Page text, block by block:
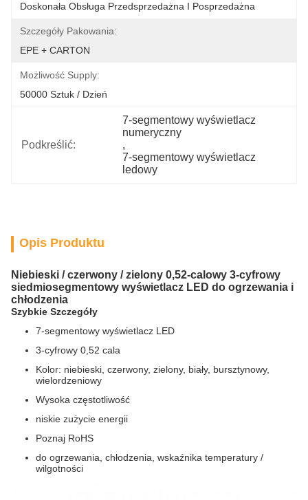
Doskonała Obsługa Przedsprzedażna I Posprzedażna
Szczegóły Pakowania:
EPE + CARTON
Możliwość Supply:
50000 Sztuk / Dzień
Podkreślić:
7-segmentowy wyświetlacz
numeryczny
,
7-segmentowy wyświetlacz
ledowy
Opis Produktu
Niebieski / czerwony / zielony 0,52-calowy 3-cyfrowy
siedmiosegmentowy wyświetlacz LED do ogrzewania i
chłodzenia
Szybkie Szczegóły
7-segmentowy wyświetlacz LED
3-cyfrowy 0,52 cala
Kolor: niebieski, czerwony, zielony, biały, bursztynowy,
wielordzeniowy
Wysoka częstotliwość
niskie zużycie energii
Poznaj RoHS
do ogrzewania, chłodzenia, wskaźnika temperatury /
wilgotności